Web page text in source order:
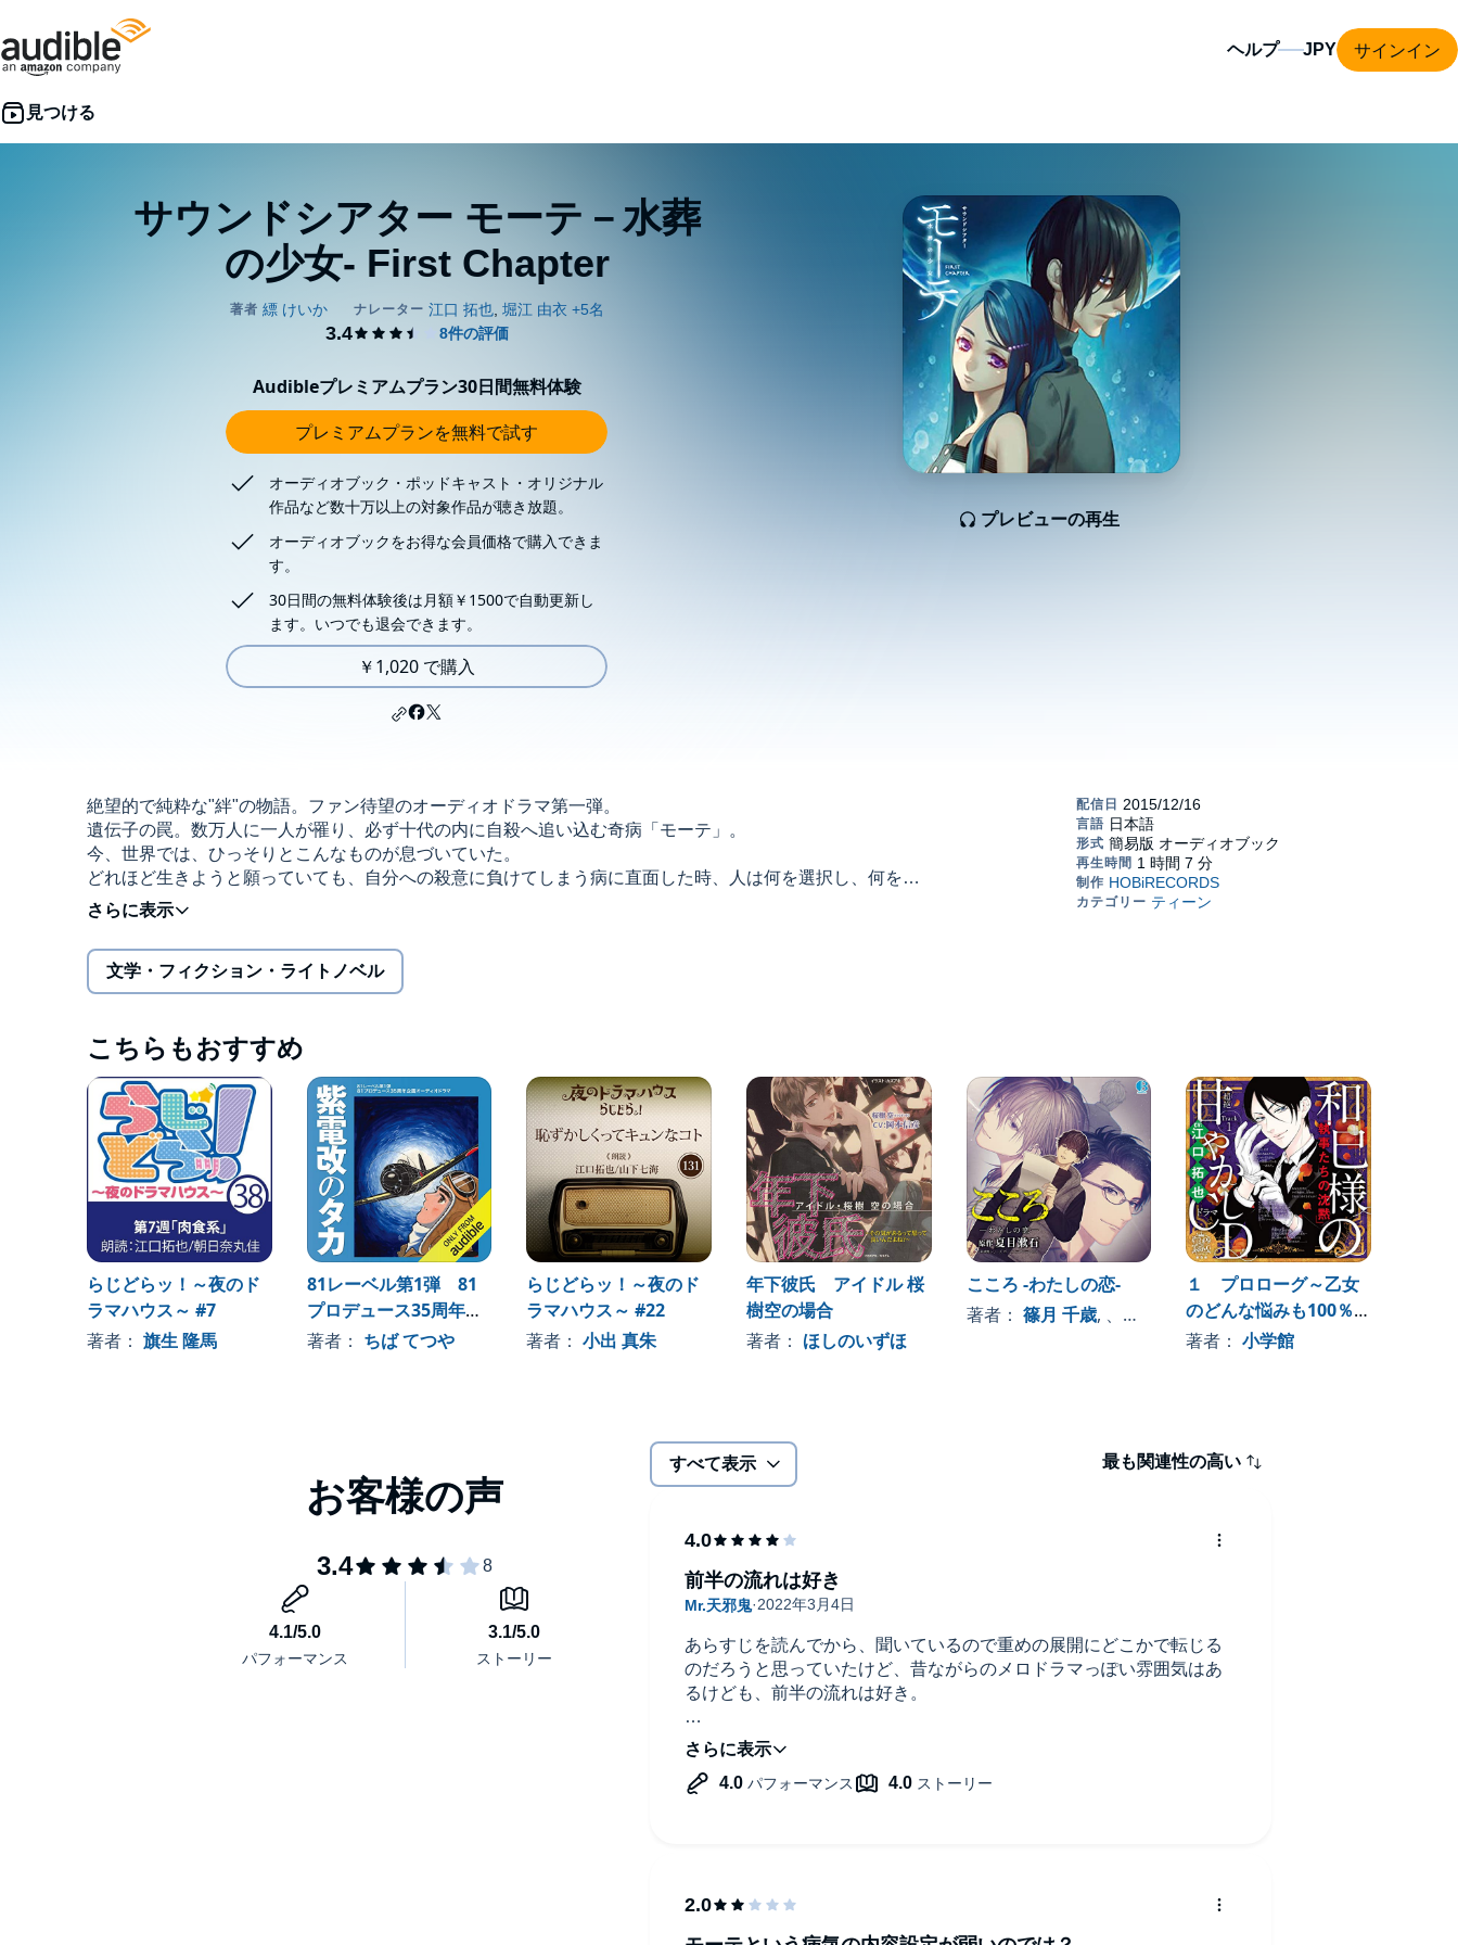
ヘルプ サインイン
サウンドシアター モーテ－水葬
の少女- First Chapter
プレビューの再生
Audibleプレミアムプラン30日間無料体験
プレミアムプランを無料で試す
オーディオブック・ポッドキャスト・オリジナル
作品など数十万以上の対象作品が聴き放題。
オーディオブックをお得な会員価格で購入できま
す。
30日間の無料体験後は月額￥1500で自動更新し
ます。いつでも退会できます。
￥1,020 で購入
絶望的で純粋な"絆"の物語。ファン待望のオーディオドラマ第一弾。
遺伝子の罠。数万人に一人が罹り、必ず十代の内に自殺へ追い込む奇病「モーテ」。
今、世界では、ひっそりとこんなものが息づいていた。
どれほど生きようと願っていても、自分への殺意に負けてしまう病に直面した時、人は何を選択し、何を捨
てるのだろう？
この世界に、奇跡は存在しますか？(C)Keika Hanada イラスト：カズキヨネ （Ｃ）HOBiBOX 2015
文学・フィクション・ライトノベル
こちらもおすすめ
らじどらッ！～夜のド
ラマハウス～ #7
著者： 旗生 隆馬
81レーベル第1弾 81
プロデュース35周年記
念企画オーディオドラ
著者： ちば てつや
らじどらッ！～夜のド
ラマハウス～ #22
著者：小出 真朱
年下彼氏 アイドル 桜
樹空の場合
著者： ほしのいずほ
こころ -わたしの恋-
著者： 篠月 千歳, 、その他
１ プロローグ～乙女
のどんな悩みも100％
解決！『執事たちの沈
著者：小学館
すべて表示 最も関連性の高い
あらすじを読んでから、聞いているので重めの展開にどこかで転じる
のだろうと思っていたけど、昔ながらのメロドラマっぽい雰囲気はあ
るけども、前半の流れは好き。
あとは、悲鳴っぽいところだけ音量を調整して欲しい。そのまま流れ
るとやや辛い。
前半の流れは好き